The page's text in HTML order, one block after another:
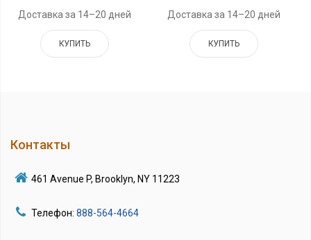
Доставка за 14–20 дней
КУПИТЬ
Доставка за 14–20 дней
КУПИТЬ
Контакты
461 Avenue P, Brooklyn, NY 11223
Телефон: 888-564-4664